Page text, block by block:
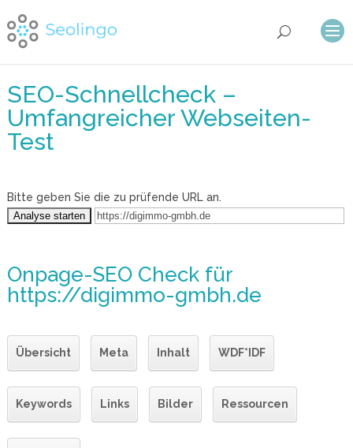
SEO-Schnellcheck –
Umfangreicher Webseiten-
Test
Bitte geben Sie die zu prüfende URL an.
Onpage-SEO Checkfür
https://digimmo-gmbh.de
Übersicht Meta Inhalt WDF*IDF
Keywords Links Bilder Ressourcen